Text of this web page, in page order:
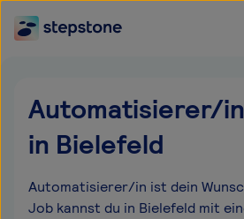
Automatisierer/
in Bielefeld
Automatisierer/in ist dein
Job kannst du in Bielefeld mit